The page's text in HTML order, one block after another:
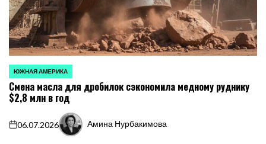
ОПУБЛИКОВАНО
В
ЮЖНАЯ АМЕРИКА
Смена масла для дробилок сэкономила медному руднику
$2,8 млн в год
on
06.07.2026
Запись
Амина Нурбакимова